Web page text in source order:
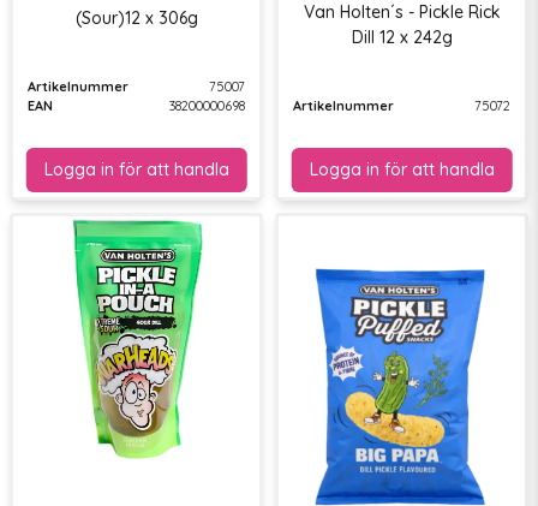
(Sour)12 x 306g
Artikelnummer
75007
EAN
38200000698
Van Holten´s - Pickle Rick
Dill 12 x 242g
Artikelnummer 75072